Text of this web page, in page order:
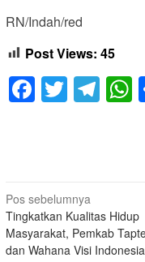
RN/Indah/red
Post Views: 45
Twitter
Navigasi
pos
Pos sebelumnya
Tingkatkan Kualitas Hidup
Masyarakat, Pemkab
dan Wahana Visi Indonesia